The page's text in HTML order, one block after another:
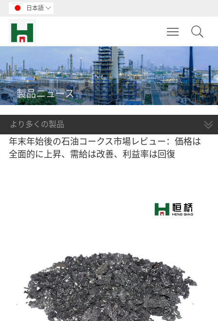
日本語 
Toggle
製品ニュース
より多くの製品
年末年始後の石油コークス市場レビュー：価格は
全面的に上昇、需給は改善、利益率は回復